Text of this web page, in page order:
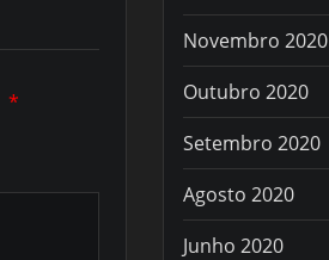
*
Novembro 2020
Outubro 2020
Setembro 2020
Agosto 2020
Junho 2020